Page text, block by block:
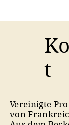
t
Vereinigte
von